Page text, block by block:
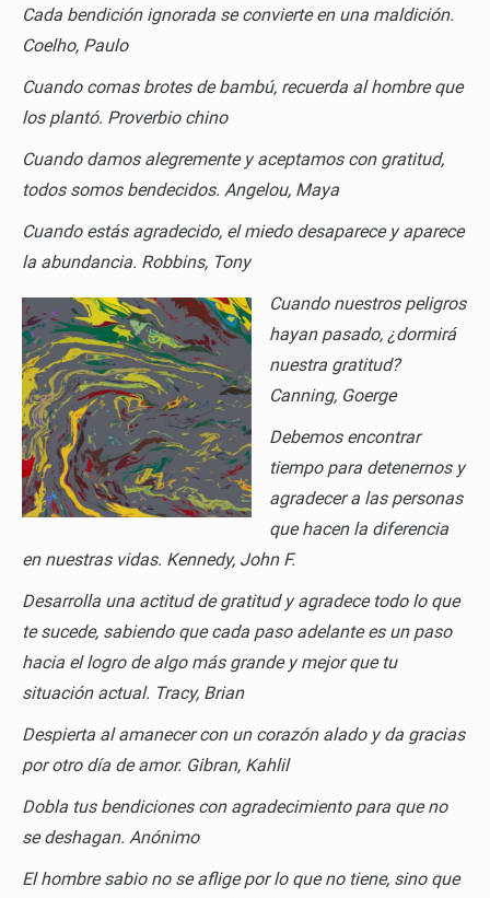
Cada bendición ignorada se convierte en una maldición.
Coelho, Paulo
Cuando comas brotes de bambú, recuerda al hombre que
los plantó. Proverbio chino
Cuando damos alegremente y aceptamos con gratitud,
todos somos bendecidos. Angelou, Maya
Cuando estás agradecido, el miedo desaparece y aparece
la abundancia. Robbins, Tony
Cuando nuestros peligros
hayan pasado, ¿dormirá
nuestra gratitud?
Canning, Goerge
Debemos encontrar
tiempo para detenernos y
agradecer a las personas
que hacen la diferencia
en nuestras vidas. Kennedy, John F.
Desarrolla una actitud de gratitud y agradece todo lo que
te sucede, sabiendo que cada paso adelante es un paso
hacia el logro de algo más grande y mejor que tu
situación actual. Tracy, Brian
Despierta al amanecer con un corazón alado y da gracias
por otro día de amor. Gibran, Kahlil
Dobla tus bendiciones con agradecimiento para que no
se deshagan. Anónimo
El hombre sabio no se aflige por lo que no tiene, sino que